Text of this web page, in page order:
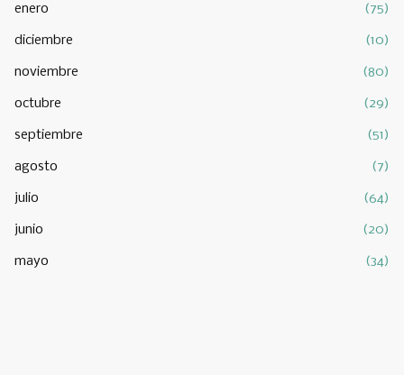
enero (75)
diciembre (10)
noviembre (80)
octubre (29)
septiembre (51)
agosto (7)
julio (64)
junio (20)
mayo (34)